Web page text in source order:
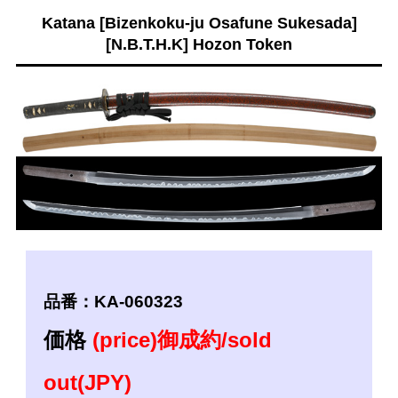
Katana [Bizenkoku-ju Osafune Sukesada]
[N.B.T.H.K] Hozon Token
品番：KA-060323
価格 (price)御成約/sold
out(JPY)